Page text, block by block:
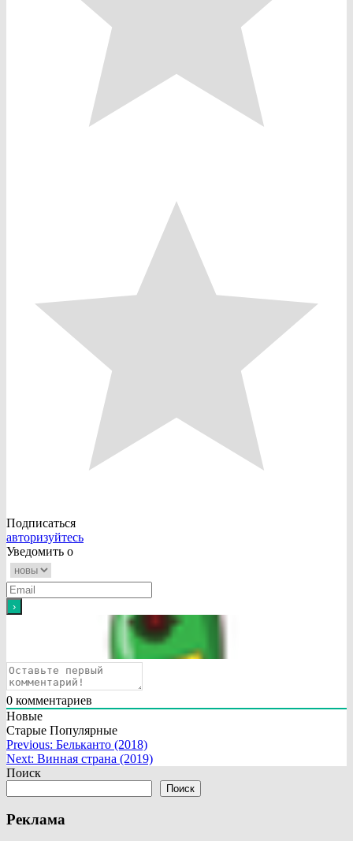
Подписаться
авторизуйтесь
Уведомить о
0 комментариев
Новые
Старые Популярные
Навигация
по
Previous: Бельканто (2018)
Next: Винная страна (2019)
Поиск
Поиск
Реклама